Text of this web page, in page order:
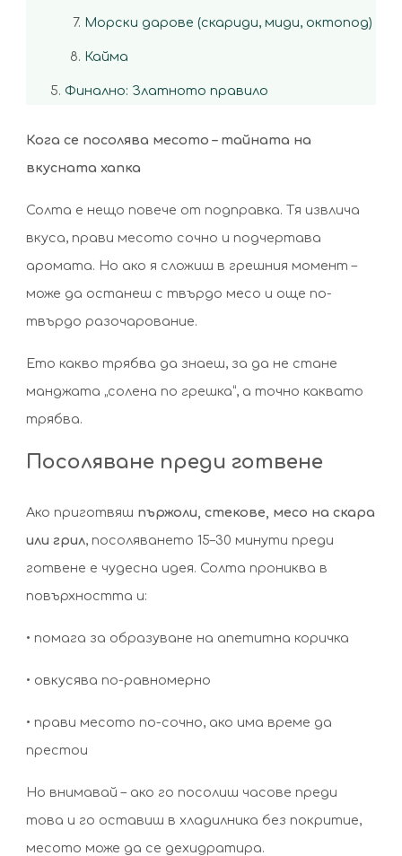
Морски дарове (скариди, миди, октопод)
Кайма
Финално: Златното правило
Кога се посолява месото – тайната на
вкусната хапка
Солта е нещо повече от подправка. Тя извлича
вкуса, прави месото сочно и подчертава
аромата. Но ако я сложиш в грешния момент –
може да останеш с твърдо месо и още по-
твърдо разочарование.
Ето какво трябва да знаеш, за да не стане
манджата „солена по грешка“, а точно каквато
трябва.
Посоляване преди готвене
Ако приготвяш пържоли, стекове, месо на скара
или грил, посоляването 15–30 минути преди
готвене е чудесна идея. Солта прониква в
повърхността и:
• помага за образуване на апетитна коричка
• овкусява по-равномерно
• прави месото по-сочно, ако има време да
престои
Но внимавай – ако го посолиш часове преди
това и го оставиш в хладилника без покритие,
месото може да се дехидратира.